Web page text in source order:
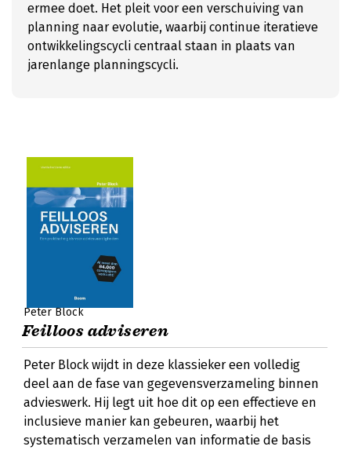
ermee doet. Het pleit voor een verschuiving van
planning naar evolutie, waarbij continue iteratieve
ontwikkelingscycli centraal staan in plaats van
jarenlange planningscycli.
Peter Block
Feilloos adviseren
Peter Block wijdt in deze klassieker een volledig
deel aan de fase van gegevensverzameling binnen
advieswerk. Hij legt uit hoe dit op een effectieve en
inclusieve manier kan gebeuren, waarbij het
systematisch verzamelen van informatie de basis